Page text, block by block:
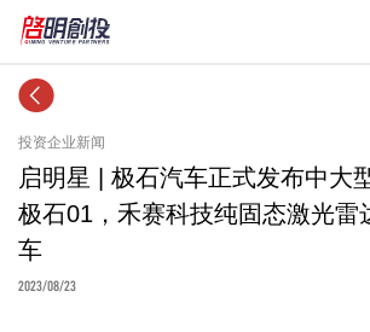
投资企业新闻
启明星 | 极石汽车正式发布中大
极石01，禾赛科技纯固态激光雷
车
2023/08/23